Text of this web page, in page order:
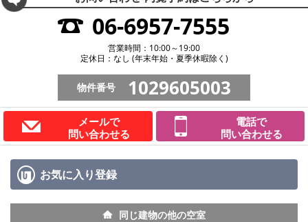
06-6957-7555
営業時間：10:00～19:00
定休日：なし (年末年始・夏季休暇除く)
物件番号 1029605003
メールで
問い合わせる
電話で
問い合わせる
お気に入り登録
同じ建物の他の空室